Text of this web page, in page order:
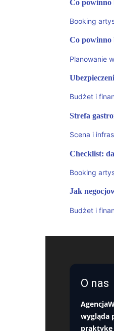
Co powinno
Booking
Co powinno
Planowanie
Budżet i
Strefa
Scena i
Checklist:
Booking
Jak
Budżet i
O nas
wygląda
praktykę